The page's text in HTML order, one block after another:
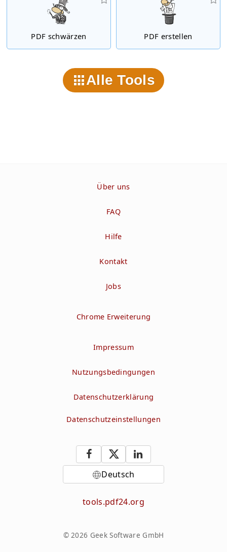
PDF schwärzen PDF erstellen
Alle Tools
Über uns
FAQ
Hilfe
Kontakt
Jobs
Chrome Erweiterung
Impressum
Nutzungsbedingungen
Datenschutzerklärung
Datenschutzeinstellungen
Deutsch
tools.pdf24.org
© 2026 Geek Software GmbH